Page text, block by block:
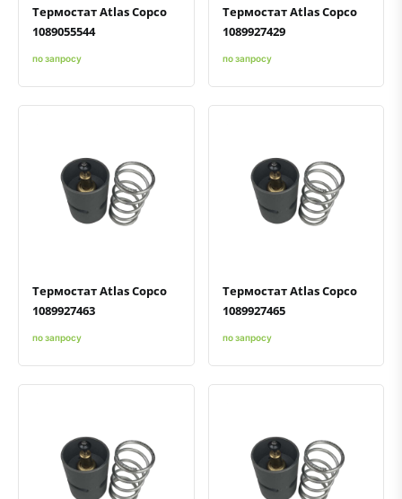
Термостат Atlas Copco
1089055544
по запросу
Термостат Atlas Copco
1089927429
по запросу
Быстрый просмотрДобавить к сравнению
Добавить в избранное
Термостат Atlas Copco
1089927463
по запросу
Быстрый просмотрДобавить к сравнению
Добавить в избранное
Термостат Atlas Copco
1089927465
по запросу
Быстрый просмотрДобавить к сравнению
Добавить в избранное Быстрый просмотрДобавить к сравнению
Добавить в избранное